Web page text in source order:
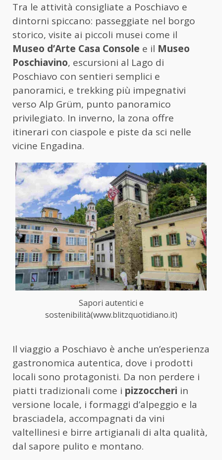
Tra le attività consigliate a Poschiavo e
dintorni spiccano: passeggiate nel borgo
storico, visite ai piccoli musei come il
Museo d’Arte Casa Console e il Museo
Poschiavino, escursioni al Lago di
Poschiavo con sentieri semplici e
panoramici, e trekking più impegnativi
verso Alp Grüm, punto panoramico
privilegiato. In inverno, la zona offre
itinerari con ciaspole e piste da sci nelle
vicine Engadina.
Sapori autentici e
sostenibilità(www.blitzquotidiano.it)
Il viaggio a Poschiavo è anche un’esperienza
gastronomica autentica, dove i prodotti
locali sono protagonisti. Da non perdere i
piatti tradizionali come i pizzoccheri in
versione locale, i formaggi d’alpeggio e la
brasciadela, accompagnati da vini
valtellinesi e birre artigianali di alta qualità,
dal sapore pulito e montano.